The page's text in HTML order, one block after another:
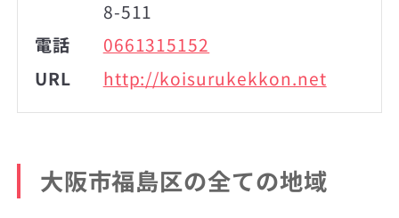
8-511
電話
0661315152
URL
http://koisurukekkon.net
大阪市福島区の全ての地域